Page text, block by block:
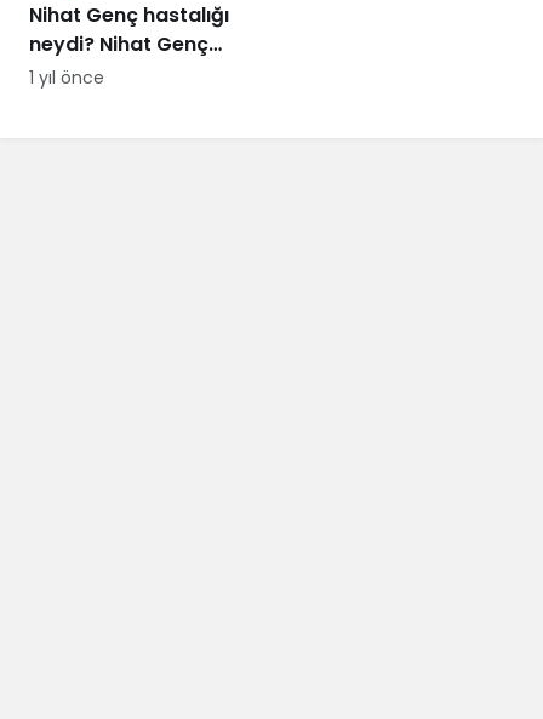
Nihat Genç hastalığı
neydi? Nihat Genç
cenaze töreni ne
1 yıl önce